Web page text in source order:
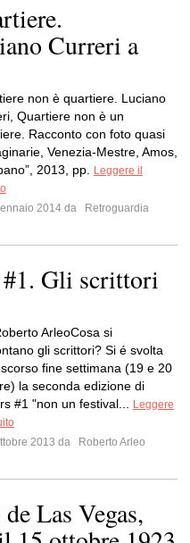
Curreri a
non è quartiere. Luciano
Quartiere non è un
Racconto con foto quasi
Venezia-Mestre, Amos,
2013, pp.
Leggere il
2014 da
Retroguardia
Gli scrittori
ArleoCosa si
gli scrittori? Si é svolta
fine settimana (19 e 20
la seconda edizione di
#1 "non un festival...
Leggere
2013 da
Roberto Arleo
Las Vegas,